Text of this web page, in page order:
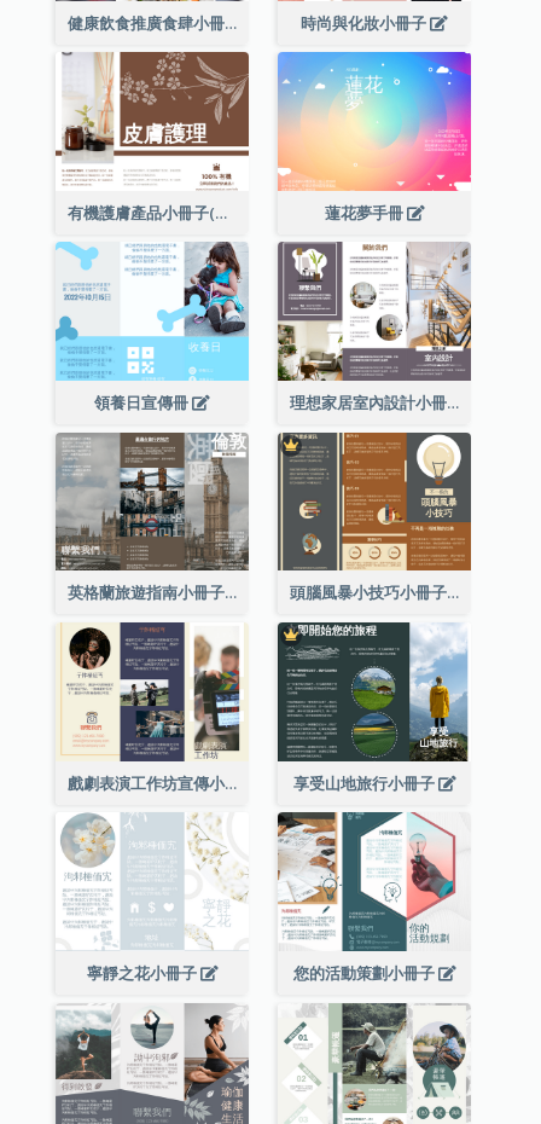
健康飲食推廣食肆小冊子 時尚與化妝小冊子
有機護膚產品小冊子(附詳細信息) 蓮花夢手冊
領養日宣傳冊 理想家居室內設計小冊子
英格蘭旅遊指南小冊子 頭腦風暴小技巧小冊子
戲劇表演工作坊宣傳小冊子 享受山地旅行小冊子
寧靜之花小冊子 您的活動策劃小冊子